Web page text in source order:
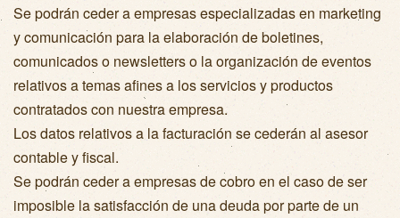
Se podrán ceder a empresas especializadas en marketing
y comunicación para la elaboración de boletines,
comunicados o newsletters o la organización de eventos
relativos a temas afines a los servicios y productos
contratados con nuestra empresa.
Los datos relativos a la facturación se cederán al asesor
contable y fiscal.
Se podrán ceder a empresas de cobro en el caso de ser
imposible la satisfacción de una deuda por parte de un